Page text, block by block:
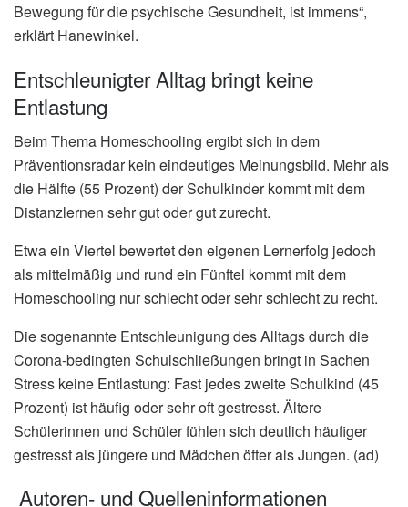
Bewegung für die psychische Gesundheit, ist immens“,
erklärt Hanewinkel.
Entschleunigter Alltag bringt keine
Entlastung
Beim Thema Homeschooling ergibt sich in dem
Präventionsradar kein eindeutiges Meinungsbild. Mehr als
die Hälfte (55 Prozent) der Schulkinder kommt mit dem
Distanzlernen sehr gut oder gut zurecht.
Etwa ein Viertel bewertet den eigenen Lernerfolg jedoch
als mittelmäßig und rund ein Fünftel kommt mit dem
Homeschooling nur schlecht oder sehr schlecht zu recht.
Die sogenannte Entschleunigung des Alltags durch die
Corona-bedingten Schulschließungen bringt in Sachen
Stress keine Entlastung: Fast jedes zweite Schulkind (45
Prozent) ist häufig oder sehr oft gestresst. Ältere
Schülerinnen und Schüler fühlen sich deutlich häufiger
gestresst als jüngere und Mädchen öfter als Jungen. (ad)
Autoren- und Quelleninformationen